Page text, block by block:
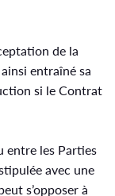
de la
entraîné sa
si le Contrat
entre les Parties
avec une
s’opposer à